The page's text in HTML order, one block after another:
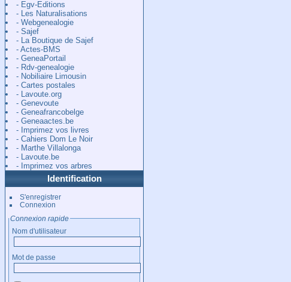
- Egv-Editions
- Les Naturalisations
- Webgenealogie
- Sajef
- La Boutique de Sajef
- Actes-BMS
- GeneaPortail
- Rdv-genealogie
- Nobiliaire Limousin
- Cartes postales
- Lavoute.org
- Genevoute
- Geneafrancobelge
- Geneaactes.be
- Imprimez vos livres
- Cahiers Dom Le Noir
- Marthe Villalonga
- Lavoute.be
- Imprimez vos arbres
Identification
S'enregistrer
Connexion
Connexion rapide
Nom d'utilisateur
Mot de passe